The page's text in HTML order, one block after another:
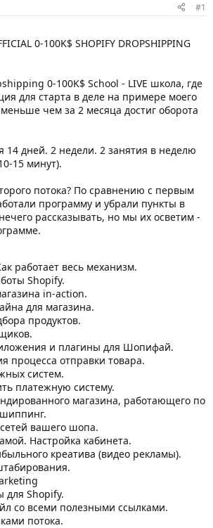
#1
0-100K$ SHOPIFY DROPSHIPPING
0-100K$ School - LIVE школа, где
для старта в деле на примере моего
чем за 2 месяца достиг оборота
14 дней. 2 недели. 2 занятия в неделю
15 минут).
потока? По сравнению с первым
программу и убрали пункты в
рассказывать, но мы их осветим -
работает весь механизм.
Shopify.
in-action.
для магазина.
продуктов.
и плагины для Шопифай.
процесса отправки товара.
систем.
платежную систему.
магазина, работающего по
вашего шопа.
Настройка кабинета.
креатива (видео рекламы).
для Shopify.
со всеми полезными ссылками.
потока.